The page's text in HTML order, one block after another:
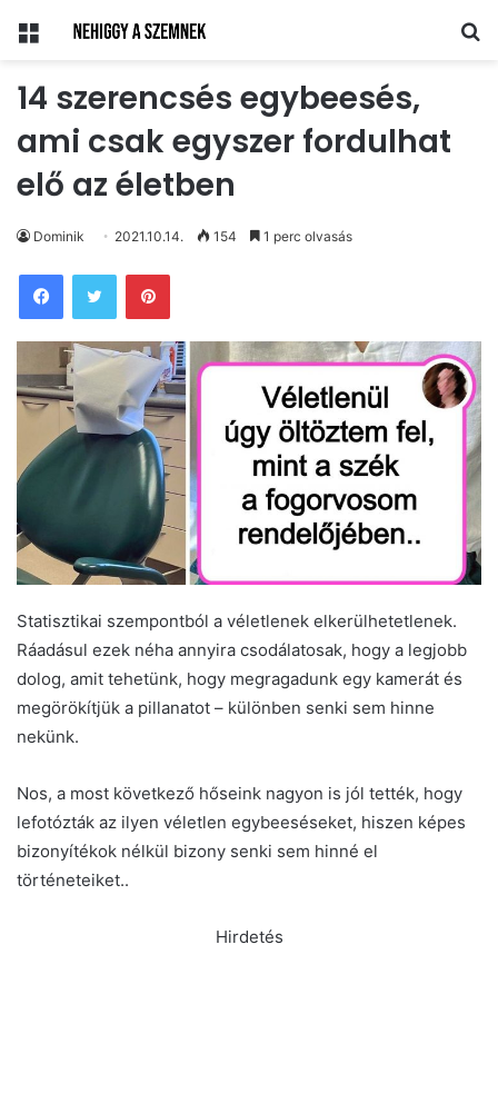
Menü
14 szerencsés egybeesés,
ami csak egyszer fordulhat
elő az életben
Dominik 2021.10.14. 154 1 perc olvasás
Pinterest
Statisztikai szempontból a véletlenek elkerülhetetlenek.
Ráadásul ezek néha annyira csodálatosak, hogy a legjobb
dolog, amit tehetünk, hogy megragadunk egy kamerát és
megörökítjük a pillanatot – különben senki sem hinne
nekünk.
Nos, a most következő hőseink nagyon is jól tették, hogy
lefotózták az ilyen véletlen egybeeséseket, hiszen képes
bizonyítékok nélkül bizony senki sem hinné el
történeteiket..
Hirdetés